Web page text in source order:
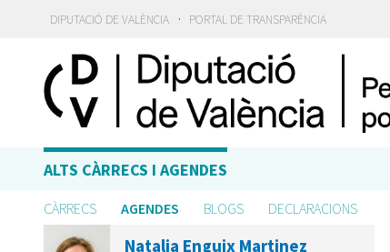
DIPUTACIÓ DE VALÈNCIA · PORTAL DE TRANSPARÈNCIA
ALTS CÀRRECS I AGENDES
CÀRRECS AGENDES BLOGS DECLARACIONS
Natalia Enguix Martinez